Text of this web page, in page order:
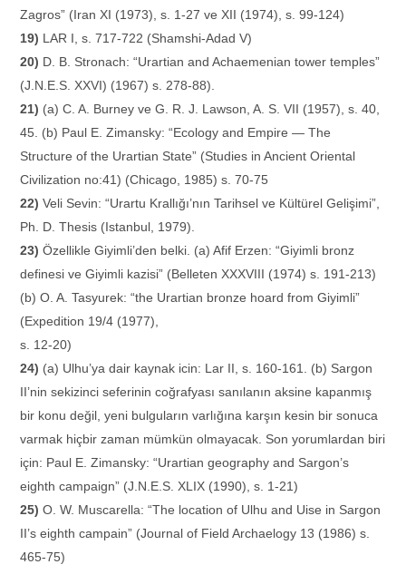
Zagros” (Iran XI (1973), s. 1-27 ve XII (1974), s. 99-124)
19) LAR I, s. 717-722 (Shamshi-Adad V)
20) D. B. Stronach: “Urartian and Achaemenian tower temples”
(J.N.E.S. XXVI) (1967) s. 278-88).
21) (a) C. A. Burney ve G. R. J. Lawson, A. S. VII (1957), s. 40,
45. (b) Paul E. Zimansky: “Ecology and Empire — The
Structure of the Urartian State” (Studies in Ancient Oriental
Civilization no:41) (Chicago, 1985) s. 70-75
22)Veli Sevin: “Urartu Krallığı’nın Tarihsel ve Kültürel Gelişimi”,
Ph. D. Thesis (Istanbul, 1979).
23)Özellikle Giyimli’den belki. (a) Afif Erzen: “Giyimli bronz
definesi ve Giyimli kazisi” (Belleten XXXVIII (1974) s. 191-213)
(b) O. A. Tasyurek: “the Urartian bronze hoard from Giyimli”
(Expedition 19/4 (1977),
s. 12-20)
24) (a) Ulhu’ya dair kaynak icin: Lar II, s. 160-161. (b) Sargon
II’nin sekizinci seferinin coğrafyası sanılanın aksine kapanmış
bir konu değil, yeni bulguların varlığına karşın kesin bir sonuca
varmak hiçbir zaman mümkün olmayacak. Son yorumlardan biri
için: Paul E. Zimansky: “Urartian geography and Sargon’s
eighth campaign” (J.N.E.S. XLIX (1990), s. 1-21)
25)O. W. Muscarella: “The location of Ulhu and Uise in Sargon
II’s eighth campain” (Journal of Field Archaelogy 13 (1986) s.
465-75)